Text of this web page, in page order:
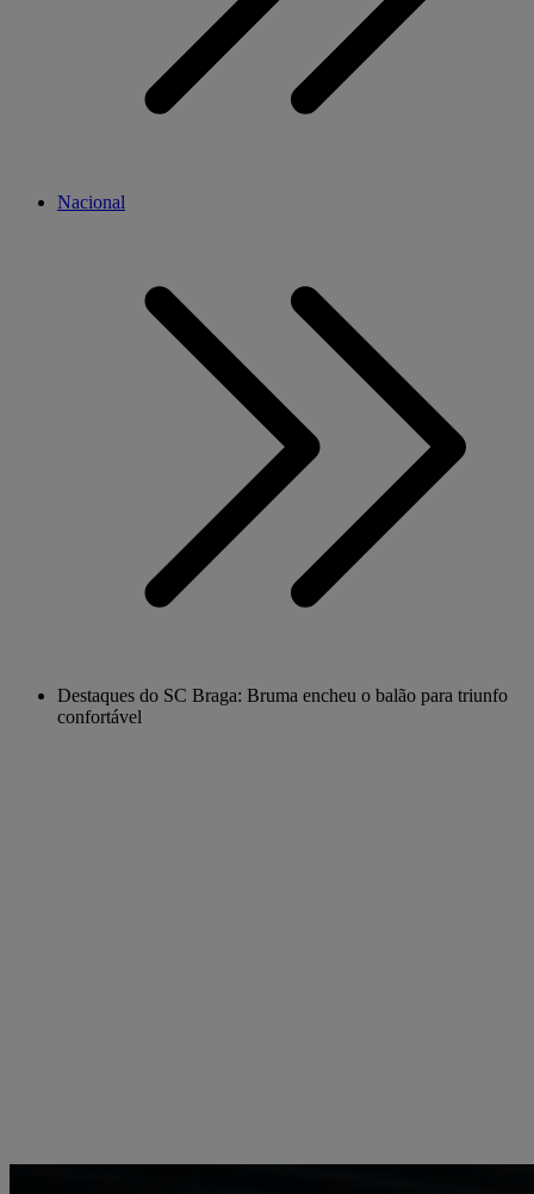
Nacional
Destaques do SC Braga: Bruma encheu o balão para triunfo
confortável